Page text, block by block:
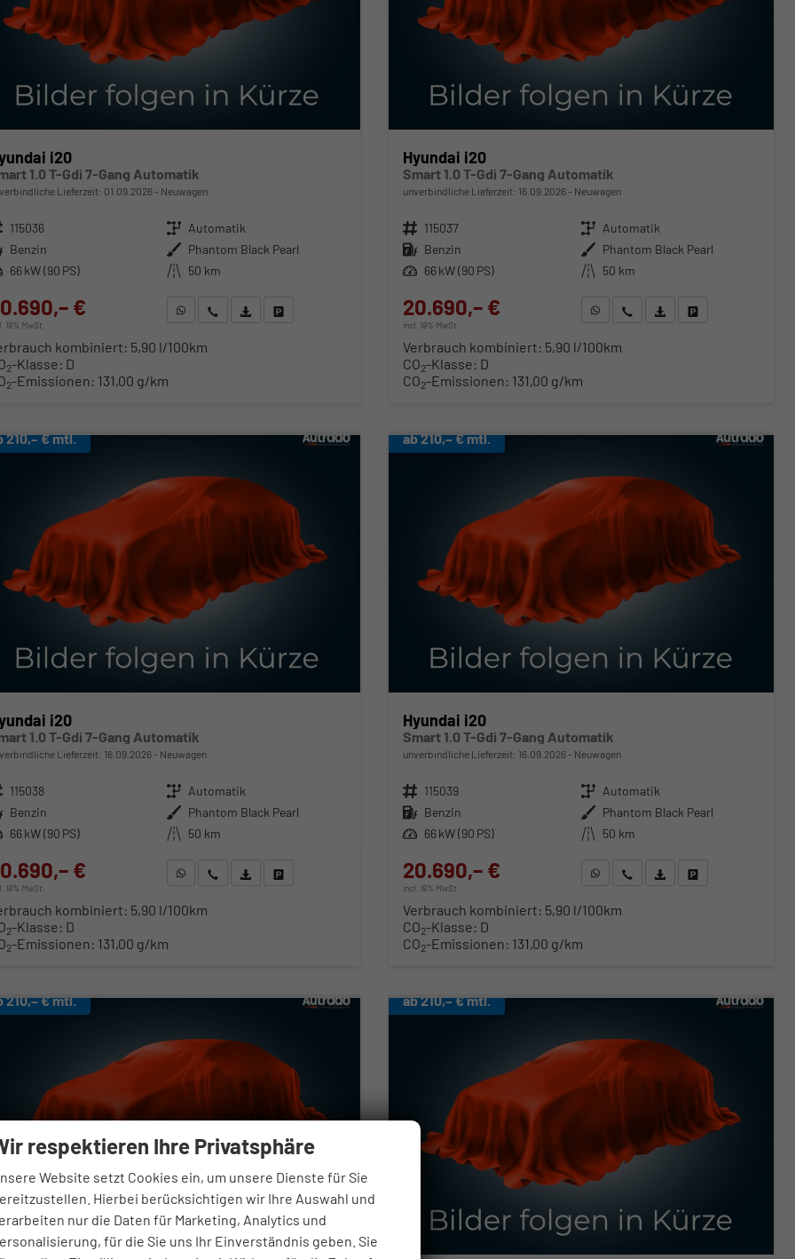
i20
1.0 T-Gdi 7-Gang Automatik
Lieferzeit: 01.09.2026 Neuwagen
115036 Getriebe Automatik
Benzin Außenfarbe Phantom Black Pearl
66 kW (90 PS) Kilometerstand 50 km
€
19% MwSt.
WhatsApp anfragen
Wir rufen Sie anFahrzeugexposé (PDF)
kombiniert: 5,90 l/100km
2-Klasse: D
2-Emissionen: 131,00 g/km
Hyundai i20
Smart 1.0 T-Gdi 7-Gang Automatik
unverbindliche Lieferzeit: 16.09.2026 Neuwagen
Fahrzeugnr. 115037 Getriebe Automatik
Kraftstoff Benzin Außenfarbe Phantom Black Pearl
Leistung 66 kW (90 PS) Kilometerstand 50 km
20.690,– €
incl. 19% MwSt.
WhatsApp anfragen
Wir rufen Sie anFahrzeugexposé (PDF)
Fahrzeug parken
Verbrauch kombiniert: 5,90 l/100km
CO2-Klasse: D
CO2-Emissionen: 131,00 g/km
210,– € mtl.
i20
1.0 T-Gdi 7-Gang Automatik
Lieferzeit: 16.09.2026 Neuwagen
115038 Getriebe Automatik
Benzin Außenfarbe Phantom Black Pearl
66 kW (90 PS) Kilometerstand 50 km
€
19% MwSt.
WhatsApp anfragen
Wir rufen Sie anFahrzeugexposé (PDF)
kombiniert: 5,90 l/100km
2-Klasse: D
2-Emissionen: 131,00 g/km
ab 210,– € mtl.
Hyundai i20
Smart 1.0 T-Gdi 7-Gang Automatik
unverbindliche Lieferzeit: 16.09.2026 Neuwagen
Fahrzeugnr. 115039 Getriebe Automatik
Kraftstoff Benzin Außenfarbe Phantom Black Pearl
Leistung 66 kW (90 PS) Kilometerstand 50 km
20.690,– €
incl. 19% MwSt.
WhatsApp anfragen
Wir rufen Sie anFahrzeugexposé (PDF)
Fahrzeug parken
Verbrauch kombiniert: 5,90 l/100km
CO2-Klasse: D
CO2-Emissionen: 131,00 g/km
210,– € mtl. ab 210,– € mtl.
respektieren Ihre Privatsphäre
Website setzt Cookies ein, um unsere Dienste für Sie
Hierbei berücksichtigen wir Ihre Auswahl und
nur die Daten für Marketing, Analytics und
für die Sie uns Ihr Einverständnis geben. Sie